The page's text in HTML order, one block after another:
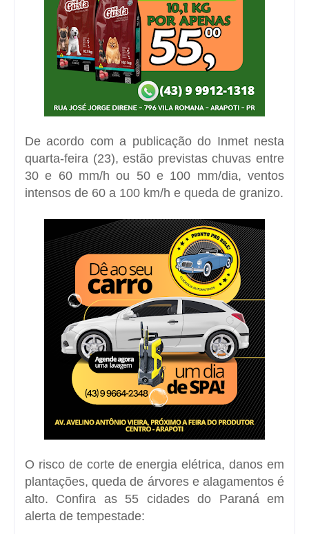
De acordo com a publicação do Inmet nesta
quarta-feira (23), estão previstas chuvas entre
30 e 60 mm/h ou 50 e 100 mm/dia, ventos
intensos de 60 a 100 km/h e queda de granizo.
O risco de corte de energia elétrica, danos em
plantações, queda de árvores e alagamentos é
alto. Confira as 55 cidades do Paraná em
alerta de tempestade: